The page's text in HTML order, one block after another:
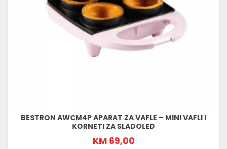
BESTRON AWCM4P APARAT ZA VAFLE – MINI VAFLI I
KORNETI ZA SLADOLED
KM 69,00